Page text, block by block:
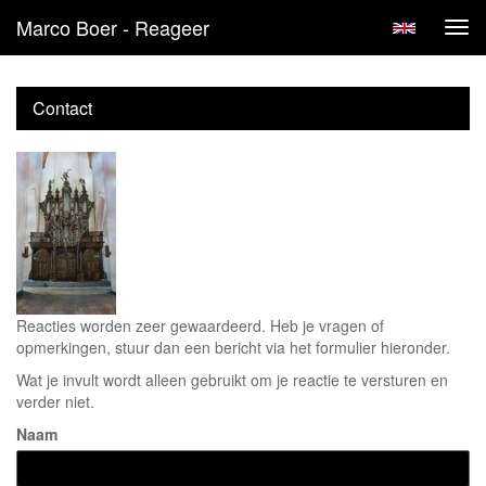
Marco Boer - Reageer
Contact
Reacties worden zeer gewaardeerd. Heb je vragen of
opmerkingen, stuur dan een bericht via het formulier hieronder.
Wat je invult wordt alleen gebruikt om je reactie te versturen en
verder niet.
Naam